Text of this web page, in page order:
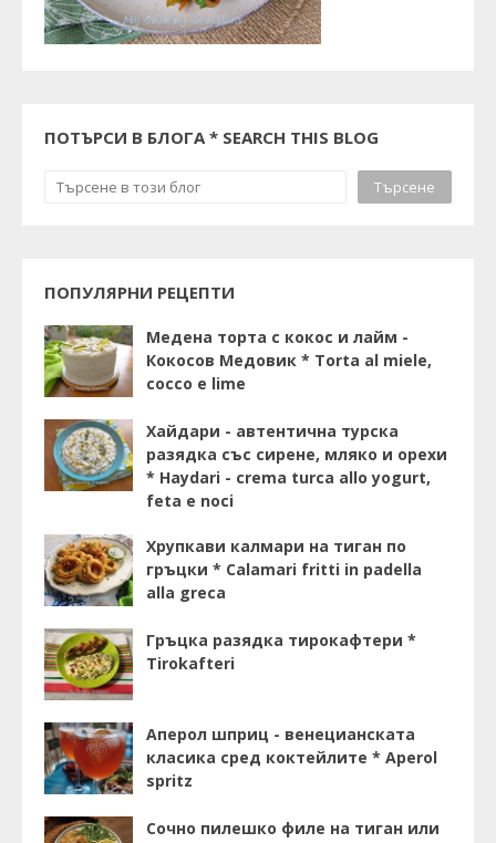
ПОТЪРСИ В БЛОГА * SEARCH THIS BLOG
ПОПУЛЯРНИ РЕЦЕПТИ
Медена торта с кокос и лайм -
Кокосов Медовик * Torta al miele,
cocco e lime
Хайдари - автентична турска
разядка със сирене, мляко и орехи
* Haydari - crema turca allo yogurt,
feta e noci
Хрупкави калмари на тиган по
гръцки * Calamari fritti in padella
alla greca
Гръцка разядка тирокафтери *
Tirokafteri
Аперол шприц - венецианската
класика сред коктейлите * Aperol
spritz
Сочно пилешко филе на тиган или